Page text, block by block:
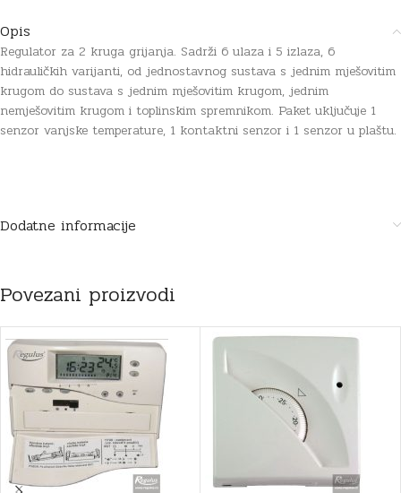
Opis
Regulator za 2 kruga grijanja. Sadrži 6 ulaza i 5 izlaza, 6
hidrauličkih varijanti, od jednostavnog sustava s jednim mješovitim
krugom do sustava s jednim mješovitim krugom, jednim
nemješovitim krugom i toplinskim spremnikom. Paket uključuje 1
senzor vanjske temperature, 1 kontaktni senzor i 1 senzor u plaštu.
Dodatne informacije
Povezani proizvodi